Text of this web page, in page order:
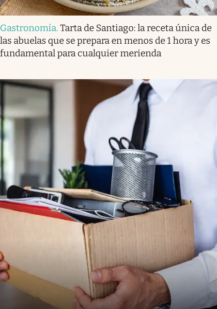
Gastronomía. Tarta de Santiago: la receta única de
las abuelas que se prepara en menos de 1 hora y es
fundamental para cualquier merienda